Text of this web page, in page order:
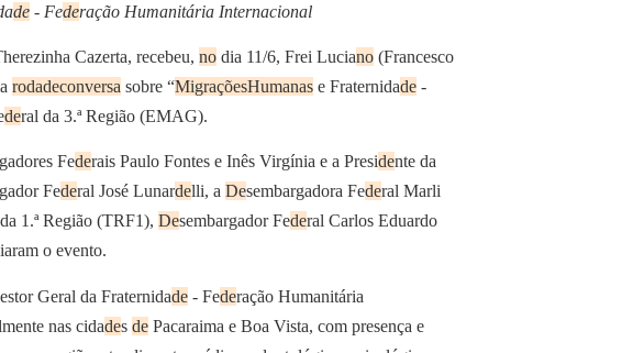
de- Federação Humanitária Internacional
Cazerta, recebeu, no dia 11/6, Frei Luciano (Francesco
rodadeconversa sobre “MigraçõesHumanas e Fraternidade -
deral da 3.ª Região (EMAG).
Federais Paulo Fontes e Inês Virgínia e a Presidente da
Federal José Lunardelli, a Desembargadora Federal Marli
1.ª Região (TRF1), Desembargador Federal Carlos Eduardo
o evento.
Geral da Fraternidade - Federação Humanitária
nas cidades de Pacaraima e Boa Vista, com presença e